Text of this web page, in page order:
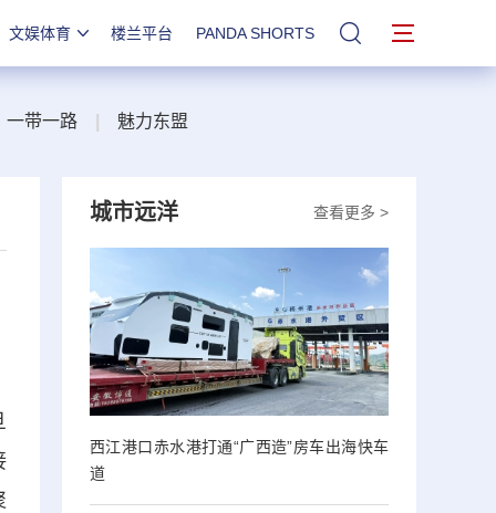
文娱体育 楼兰平台 PANDA SHORTS 站内搜索
一带一路 魅力东盟
查看更多 >
城市远洋
西江港口赤水港打通“广西造”房车出海快车
道